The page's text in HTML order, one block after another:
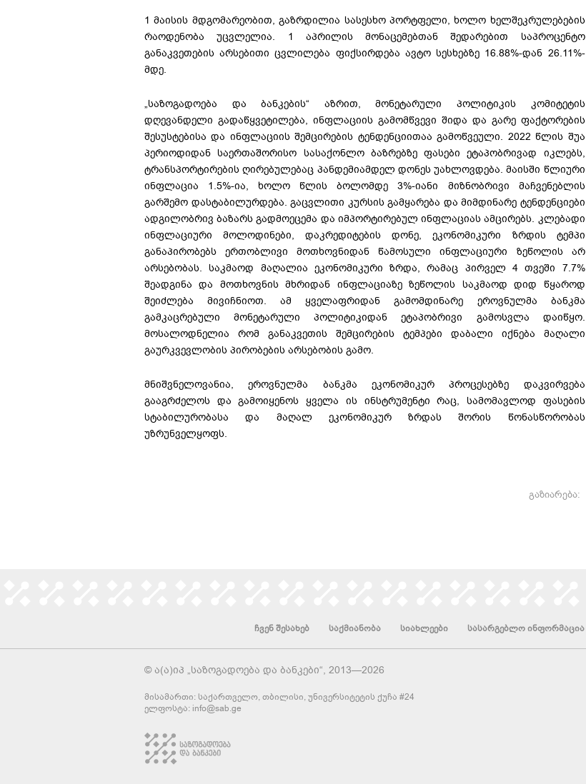
1 მაისის მდგომარეობით, გაზრდილია სასესხო პორტფელი, ხოლო ხელშეკრულებების
რაოდენობა უცვლელია. 1 აპრილის მონაცემებთან შედარებით საპროცენტო
განაკვეთების არსებითი ცვლილება ფიქსირდება ავტო სესხებზე 16.88%-დან 26.11%-
მდე.
„საზოგადოება და ბანკების“ აზრით, მონეტარული პოლიტიკის კომიტეტის
დღევანდელი გადაწყვეტილება, ინფლაციის გამომწვევი შიდა და გარე ფაქტორების
შესუსტებისა და ინფლაციის შემცირების ტენდენციითაა გამოწვეული. 2022 წლის შუა
პერიოდიდან საერთაშორისო სასაქონლო ბაზრებზე ფასები ეტაპობრივად იკლებს,
ტრანსპორტირების ღირებულებაც პანდემიამდელ დონეს უახლოვდება. მაისში წლიური
ინფლაცია 1.5%-ია, ხოლო წლის ბოლომდე 3%-იანი მიზნობრივი მაჩვენებლის
გარშემო დასტაბილურდება. გაცვლითი კურსის გამყარება და მიმდინარე ტენდენციები
ადგილობრივ ბაზარს გადმოეცემა და იმპორტირებულ ინფლაციას ამცირებს. კლებადი
ინფლაციური მოლოდინები, დაკრედიტების დონე, ეკონომიკური ზრდის ტემპი
განაპირობებს ერთობლივი მოთხოვნიდან წამოსული ინფლაციური ზეწოლის არ
არსებობას. საკმაოდ მაღალია ეკონომიკური ზრდა, რამაც პირველ 4 თვეში 7.7%
შეადგინა და მოთხოვნის მხრიდან ინფლაციაზე ზეწოლის საკმაოდ დიდ წყაროდ
შეიძლება მივიჩნიოთ. ამ ყველაფრიდან გამომდინარე ეროვნულმა ბანკმა
გამკაცრებული მონეტარული პოლიტიკიდან ეტაპობრივი გამოსვლა დაიწყო.
მოსალოდნელია რომ განაკვეთის შემცირების ტემპები დაბალი იქნება მაღალი
გაურკვევლობის პირობების არსებობის გამო.
მნიშვნელოვანია, ეროვნულმა ბანკმა ეკონომიკურ პროცესებზე დაკვირვება
გააგრძელოს და გამოიყენოს ყველა ის ინსტრუმენტი რაც, სამომავლოდ ფასების
სტაბილურობასა და მაღალ ეკონომიკურ ზრდას შორის წონასწორობას
უზრუნველყოფს.
გაზიარება:
ჩვენ შესახებ საქმიანობა სიახლეები სასარგებლო ინფორმაცია
© ა(ა)იპ „საზოგადოება და ბანკები“, 2013—2026
მისამართი: საქართველო, თბილისი, უნივერსიტეტის ქუჩა #24
ელფოსტა: info@sab.ge